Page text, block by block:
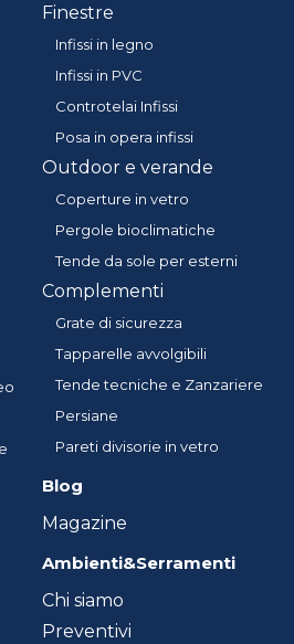
Finestre
Infissi in legno
Infissi in PVC
Controtelai Infissi
Posa in opera infissi
Outdoor e verande
Coperture in vetro
Pergole bioclimatiche
Tende da sole per esterni
Complementi
Grate di sicurezza
Tapparelle avvolgibili
Tende tecniche e Zanzariere
Persiane
Pareti divisorie in vetro
Blog
Magazine
Ambienti&Serramenti
Chi siamo
Preventivi